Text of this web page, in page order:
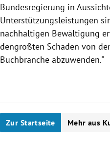
Bundesregierung in
Unterstützungsleistungen
nachhaltigen Bewältigung
dengrößten Schaden von
Buchbranche abzuwenden."
Zur Startseite Mehr aus